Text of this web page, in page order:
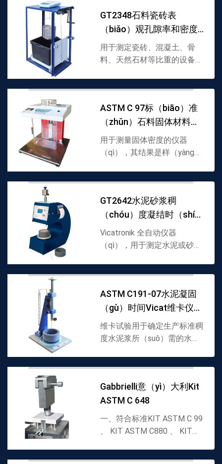
达（dá）106V/A▪平滑频率响
应▪稳定（dìng）和...
GT2348石料瓷砖表
（biǎo）观孔隙率和密度
测量仪符合ASTM D
用于测定瓷砖、混凝土、骨
料、天然石材等比重的设备。
合适电子秤进行测试。环氧粉
末涂层钢框架的下部装有可
调...
ASTM C 97标（biāo）准
（zhǔn）石料固体材料密
度计GT2144
用于测量固体密度的仪器
（qì），其结果是样（yàng）
置包括能够测量空气中重量的
秤、带有装有（yǒu）用于测
量静（jìng）水推力的液体的
GT2642水泥砂浆稠
（chóu）度凝结时（shí）
间测（cè）试（shì）仪全
自动维卡仪意大利（lì）ga
Vicatronik 全自动仪器
（qì），用于测定水泥或砂浆
低于 90% 且温度受控为 20C
的环境，符合 ...
ASTM C191-07水泥凝固
（gù）时间Vicat维卡仪
GT11
维卡试验用于确定生产标准稠
度水泥浆所（suǒ）需的水量
动探针、Ø 10 毫米稠度活
塞、玻璃底板组成。测试程
Gabbrielli意（yì）大利Kit
ASTM C 648
一、符合标准KIT ASTM C 99
、 KIT ASTM C880 、 KIT